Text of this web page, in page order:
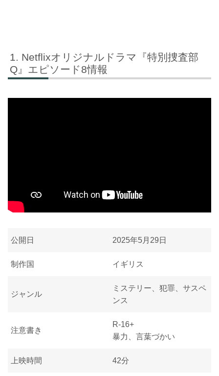
Netflixオリジナルドラマ『特別捜査部
Q』エピソード8情報
公開日 2025年5月29日
制作国 イギリス
ジャンル
ミステリー、犯罪、サスペ
ンス
注意書き
R-16+
暴力、言葉づかい
上映時間 42分